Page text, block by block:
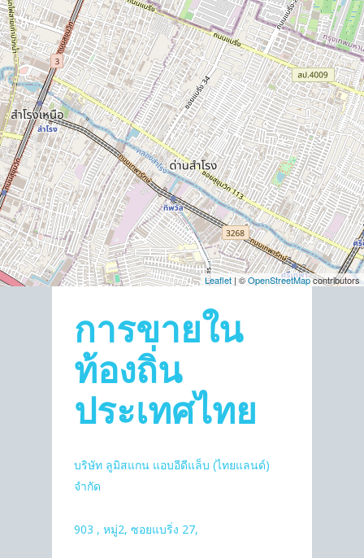
Leaflet | ©OpenStreetMapcontributors
การขายใน
ท้องถิ่น
ประเทศไทย
บริษัท ลูมิสแกน แอบอีดีแล็บ (ไทยแลนด์)
จำกัด
903 , หมู่2, ซอยแบริ่ง 27,